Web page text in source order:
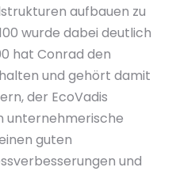
aufbauen zu
wurde dabei deutlich
hat Conrad den
und gehört damit
der EcoVadis
unternehmerische
guten
und